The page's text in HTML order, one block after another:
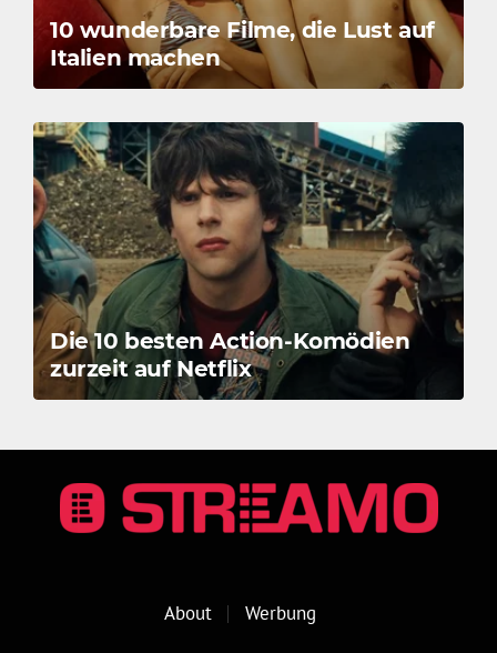
10 wunderbare Filme, die Lust auf
Italien machen
Die 10 besten Action-Komödien
zurzeit auf Netflix
About Werbung